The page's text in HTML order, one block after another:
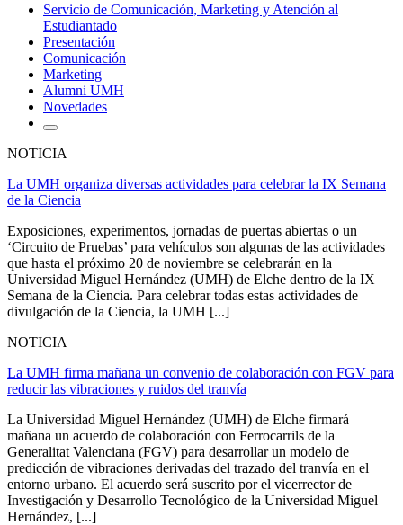
Servicio de Comunicación, Marketing y Atención al
Estudiantado
Presentación
Comunicación
Marketing
Alumni UMH
Novedades
NOTICIA
La UMH organiza diversas actividades para celebrar la IX Semana
de la Ciencia
Exposiciones, experimentos, jornadas de puertas abiertas o un
‘Circuito de Pruebas’ para vehículos son algunas de las actividades
que hasta el próximo 20 de noviembre se celebrarán en la
Universidad Miguel Hernández (UMH) de Elche dentro de la IX
Semana de la Ciencia. Para celebrar todas estas actividades de
divulgación de la Ciencia, la UMH [...]
NOTICIA
La UMH firma mañana un convenio de colaboración con FGV para
reducir las vibraciones y ruidos del tranvía
La Universidad Miguel Hernández (UMH) de Elche firmará
mañana un acuerdo de colaboración con Ferrocarrils de la
Generalitat Valenciana (FGV) para desarrollar un modelo de
predicción de vibraciones derivadas del trazado del tranvía en el
entorno urbano. El acuerdo será suscrito por el vicerrector de
Investigación y Desarrollo Tecnológico de la Universidad Miguel
Hernández, [...]